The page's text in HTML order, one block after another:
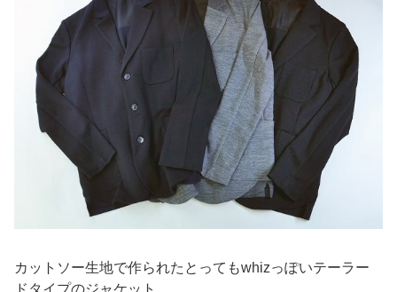
カットソー生地で作られたとってもwhizっぽいテーラー
ドタイプのジャケット。